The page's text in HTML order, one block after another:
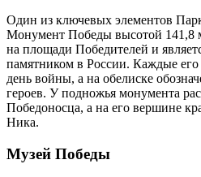
Один из ключевых элементов
Монумент Победы высотой 141,8
на площади Победителей и
памятником в России. Каждые
день войны, а на обелиске
героев. У подножья монумента
Победоносца, а на его вершине
Ника.
Музей Победы